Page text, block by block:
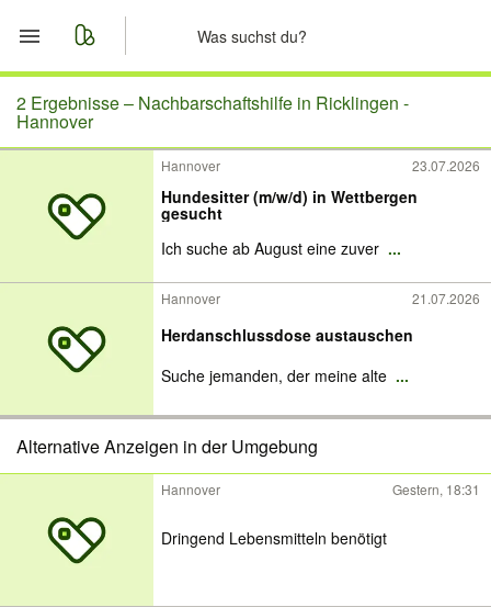
Start
Merkliste
Nachrichten
Anzeige aufgeben
2 Ergebnisse – Nachbarschaftshilfe in Ricklingen -
Hannover
Hannover 23.07.2026
Hundesitter (m/w/d) in Wettbergen
gesucht
Ich suche ab August eine zuver ...
Hannover 21.07.2026
Herdanschlussdose austauschen
Suche jemanden, der meine alte ...
Alternative Anzeigen in der Umgebung
Hannover Gestern, 18:31
Dringend Lebensmitteln benötigt